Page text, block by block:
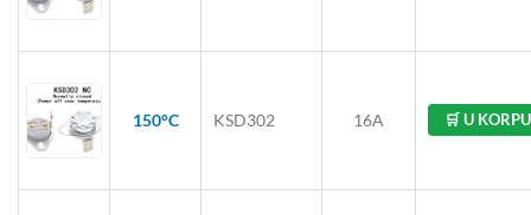
150°C KSD302 16A 🛒 U KORPU